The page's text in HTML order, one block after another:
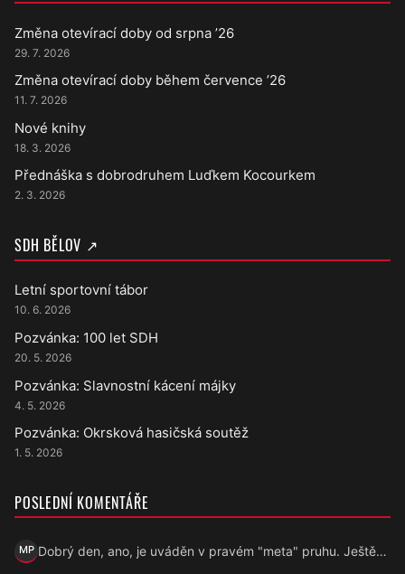
Změna otevírací doby od srpna ’26
29. 7. 2026
Změna otevírací doby během července ’26
11. 7. 2026
Nové knihy
18. 3. 2026
Přednáška s dobrodruhem Luďkem Kocourkem
2. 3. 2026
SDH BĚLOV ↗
Letní sportovní tábor
10. 6. 2026
Pozvánka: 100 let SDH
20. 5. 2026
Pozvánka: Slavnostní kácení májky
4. 5. 2026
Pozvánka: Okrsková hasičská soutěž
1. 5. 2026
POSLEDNÍ KOMENTÁŘE
MPMarek Přecechtěl
Dobrý den, ano, je uváděn v pravém "meta" pruhu. Ještě…